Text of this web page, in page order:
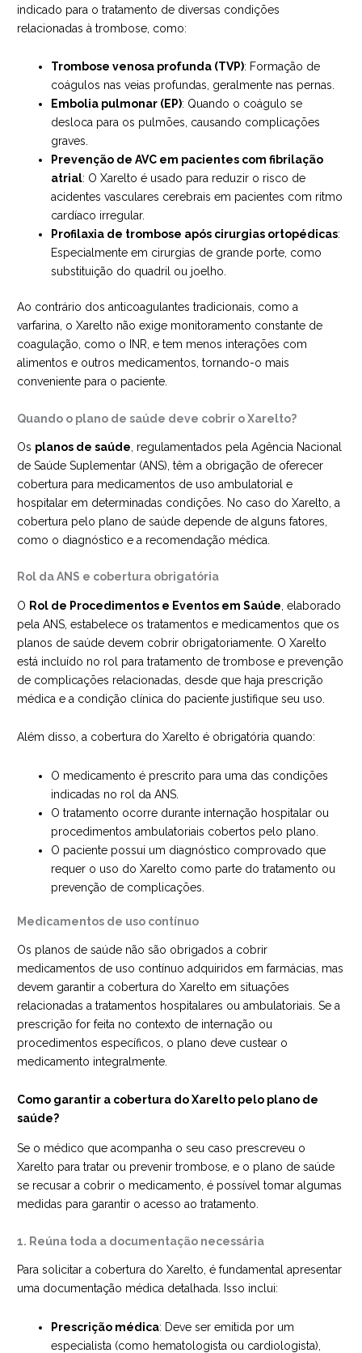
indicado para o tratamento de diversas condições
relacionadas à trombose, como:
Trombose venosa profunda (TVP): Formação de
coágulos nas veias profundas, geralmente nas pernas.
Embolia pulmonar (EP): Quando o coágulo se
desloca para os pulmões, causando complicações
graves.
Prevenção de AVC em pacientes com fibrilação
atrial: O Xarelto é usado para reduzir o risco de
acidentes vasculares cerebrais em pacientes com ritmo
cardíaco irregular.
Profilaxia de trombose após cirurgias ortopédicas:
Especialmente em cirurgias de grande porte, como
substituição do quadril ou joelho.
Ao contrário dos anticoagulantes tradicionais, como a
varfarina, o Xarelto não exige monitoramento constante de
coagulação, como o INR, e tem menos interações com
alimentos e outros medicamentos, tornando-o mais
conveniente para o paciente.
Quando o plano de saúde deve cobrir o Xarelto?
Os planos de saúde , regulamentados pela Agência Nacional
de Saúde Suplementar (ANS), têm a obrigação de oferecer
cobertura para medicamentos de uso ambulatorial e
hospitalar em determinadas condições. No caso do Xarelto, a
cobertura pelo plano de saúde depende de alguns fatores,
como o diagnóstico e a recomendação médica.
Rol da ANS e cobertura obrigatória
O Rol de Procedimentos e Eventos em Saúde , elaborado
pela ANS, estabelece os tratamentos e medicamentos que os
planos de saúde devem cobrir obrigatoriamente. O Xarelto
está incluído no rol para tratamento de trombose e prevenção
de complicações relacionadas, desde que haja prescrição
médica e a condição clínica do paciente justifique seu uso.
Além disso, a cobertura do Xarelto é obrigatória quando:
O medicamento é prescrito para uma das condições
indicadas no rol da ANS.
O tratamento ocorre durante internação hospitalar ou
procedimentos ambulatoriais cobertos pelo plano.
O paciente possui um diagnóstico comprovado que
requer o uso do Xarelto como parte do tratamento ou
prevenção de complicações.
Medicamentos de uso contínuo
Os planos de saúde não são obrigados a cobrir
medicamentos de uso contínuo adquiridos em farmácias, mas
devem garantir a cobertura do Xarelto em situações
relacionadas a tratamentos hospitalares ou ambulatoriais. Se a
prescrição for feita no contexto de internação ou
procedimentos específicos, o plano deve custear o
medicamento integralmente.
Como garantir a cobertura do Xarelto pelo plano de
saúde?
Se o médico que acompanha o seu caso prescreveu o
Xarelto para tratar ou prevenir trombose, e o plano de saúde
se recusar a cobrir o medicamento, é possível tomar algumas
medidas para garantir o acesso ao tratamento.
1. Reúna toda a documentação necessária
Para solicitar a cobertura do Xarelto, é fundamental apresentar
uma documentação médica detalhada. Isso inclui:
Prescrição médica: Deve ser emitida por um
especialista (como hematologista ou cardiologista),